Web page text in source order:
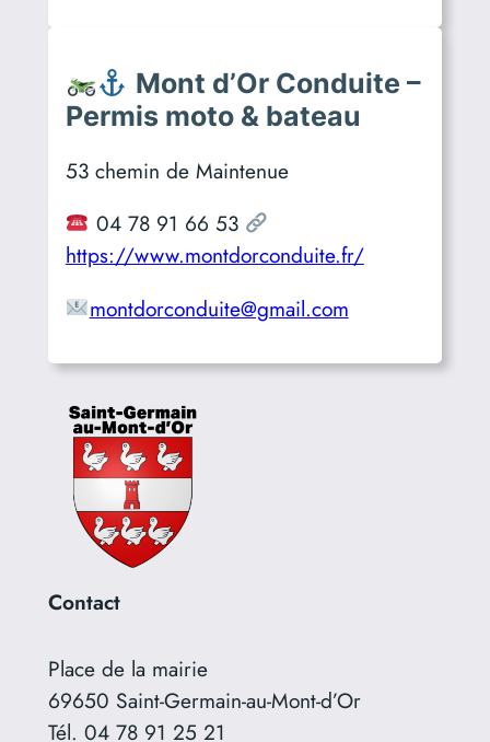
Mont d’Or Conduite –
Permis moto & bateau
53 chemin de Maintenue
04 78 91 66 53
https://www.montdorconduite.fr/
montdorconduite@gmail.com
Contact
Place de la mairie
69650 Saint-Germain-au-Mont-d’Or
Tél. 04 78 91 25 21